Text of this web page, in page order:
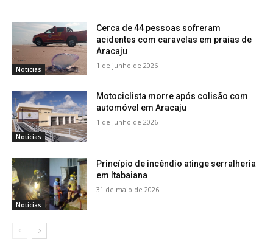
Noticias
Cerca de 44 pessoas sofreram
acidentes com caravelas em praias de
Aracaju
1 de junho de 2026
Noticias
Motociclista morre após colisão com
automóvel em Aracaju
1 de junho de 2026
Noticias
Princípio de incêndio atinge serralheria
em Itabaiana
31 de maio de 2026